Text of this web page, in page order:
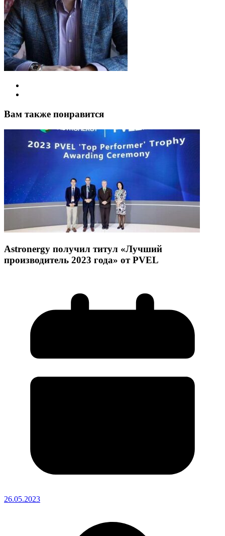
Вам также понравится
Astronergy получил титул «Лучший
производитель 2023 года» от PVEL
26.05.2023